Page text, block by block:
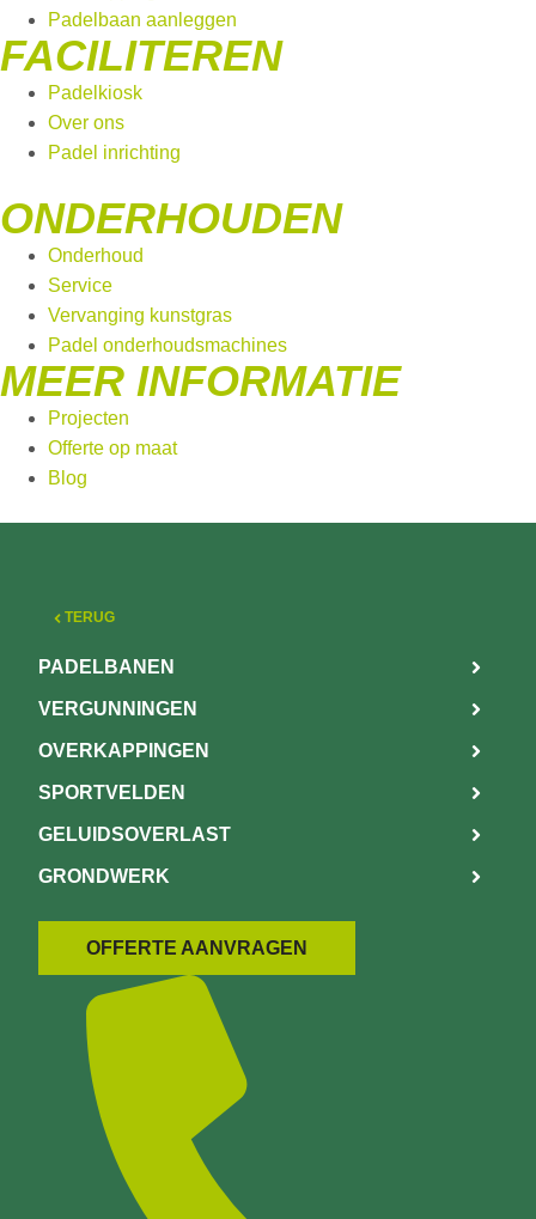
Padelbaan aanleggen
FACILITEREN
Padelkiosk
Over ons
Padel inrichting
ONDERHOUDEN
Onderhoud
Service
Vervanging kunstgras
Padel onderhoudsmachines
MEER INFORMATIE
Projecten
Offerte op maat
Blog
TERUG
PADELBANEN
VERGUNNINGEN
OVERKAPPINGEN
SPORTVELDEN
GELUIDSOVERLAST
GRONDWERK
OFFERTE AANVRAGEN